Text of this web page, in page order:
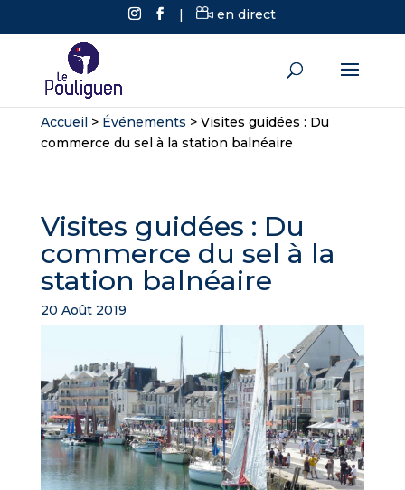
| en direct
Accueil> Événements > Visites guidées : Du
commerce du sel à la station balnéaire
Visites guidées : Du
commerce du sel à la
station balnéaire
20 Août 2019